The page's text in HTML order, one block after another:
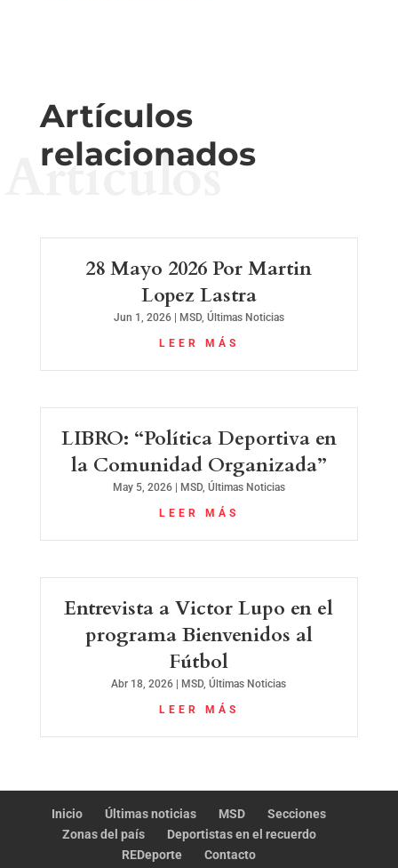
Artículos
relacionados
Artículos
28 Mayo 2026 Por Martin
Lopez Lastra
Jun 1, 2026| MSD, Últimas Noticias
LEER MÁS
LIBRO: “Política Deportiva en
la Comunidad Organizada”
May 5, 2026| MSD, Últimas Noticias
LEER MÁS
Entrevista a Victor Lupo en el
programa Bienvenidos al
Fútbol
Abr 18, 2026 MSD,Últimas Noticias
LEER MÁS
Inicio Últimas noticias MSD
Secciones
Zonas del país
Deportistas en el recuerdo
REDeporte
Contacto